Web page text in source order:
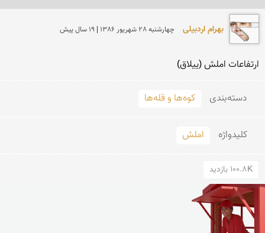
بهرام اردبیلی چهارشنبه 28 شهريور 1386 | 19 سال پیش
ارتفاعات املش (ییلاق)
دسته‌بندی کوه‌ها و قله‌ها
کلید‌واژه املش
100.8K بازدید